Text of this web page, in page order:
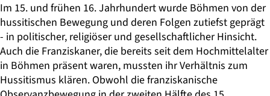
Im 15. und frühen 16. Jahrhundert wurde Böhmen von der
hussitischen Bewegung und deren Folgen zutiefst geprägt
- in politischer, religiöser und gesellschaftlicher Hinsicht.
Auch die Franziskaner, die bereits seit dem Hochmittelalter
in Böhmen präsent waren, mussten ihr Verhältnis zum
Hussitismus klären. Obwohl die franziskanische